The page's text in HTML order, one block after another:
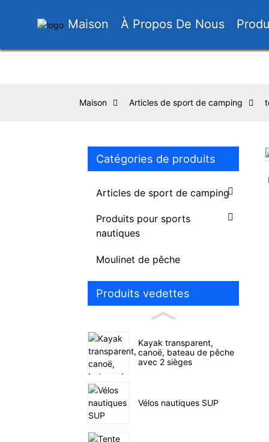
Maison À Propos De Nous
Maison Articles de sport de camping
Catégories de produits
Articles de sport de camping
Produits pour sports
nautiques
Moulinet de pêche
Produits vedettes
Kayak transparent,
canoë, bateau de pêche
avec 2 sièges
Vélos nautiques SUP
Loading...
Loading...